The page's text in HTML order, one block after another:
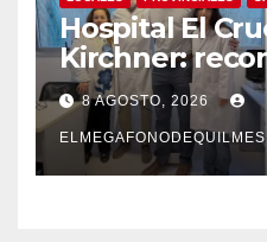
Hospital El
Kirchner:
internacional a
su atención
8 AGOSTO, 2026